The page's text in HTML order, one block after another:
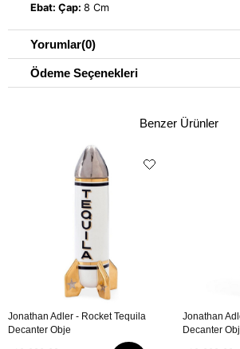
Ebat: Çap: 8 Cm
Yorumlar(0)
Ödeme Seçenekleri
Benzer Ürünler
Jonathan Adler - Rocket Tequila
Decanter Obje
Jonathan
Decanter